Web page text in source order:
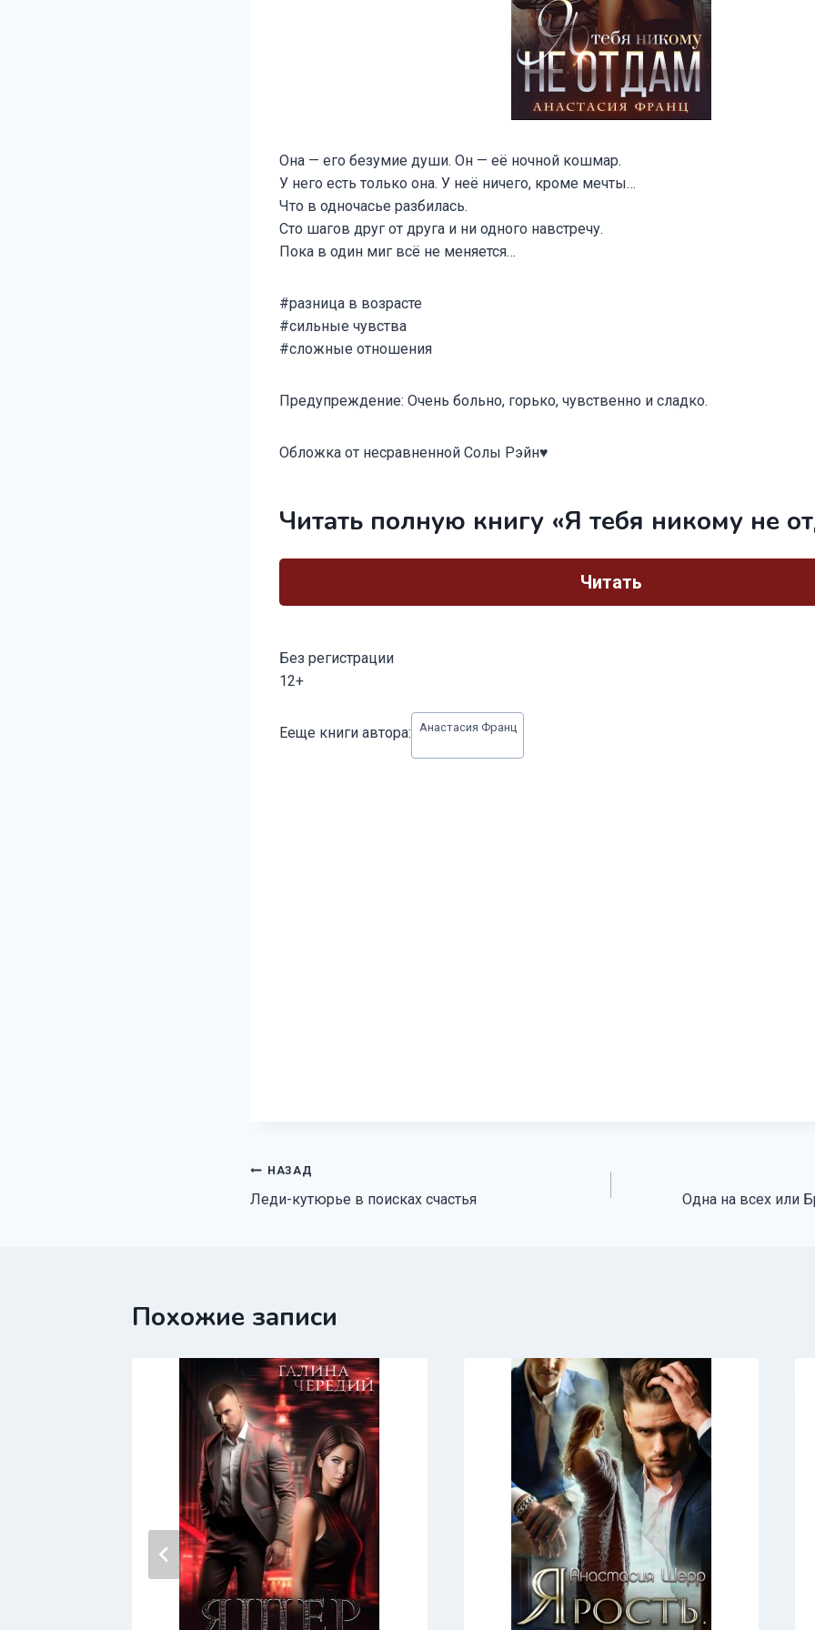
Она — его безумие души. Он — её ночной кошмар.
У него есть только она. У неё ничего, кроме мечты…
Что в одночасье разбилась.
Сто шагов друг от друга и ни одного навстречу.
Пока в один миг всё не меняется…
#разница в возрасте
#сильные чувства
#сложные отношения
Предупреждение: Очень больно, горько, чувственно и сладко.
Обложка от несравненной Солы Рэйн♥
Читать полную книгу «Я тебя никому не
Читать
Без регистрации
12+
записи:
Ееще книги автора: Анастасия Франц
Навигация
по
НАЗАД
Леди-кутюрье в поисках счастья Одна на всех или
Похожие записи